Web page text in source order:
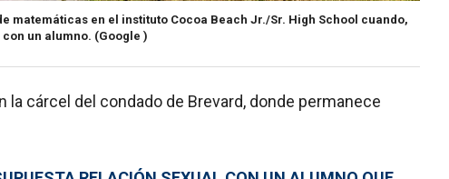
matemáticas en el instituto Cocoa Beach Jr./Sr. High School cuando,
un alumno. (Google )
la cárcel del condado de Brevard, donde permanece